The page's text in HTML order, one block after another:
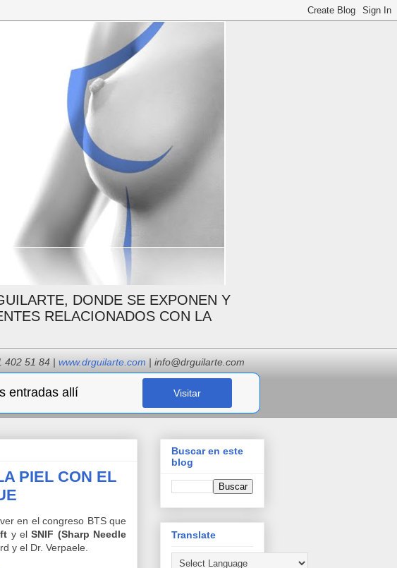
DONDE SE EXPONEN Y
RELACIONADOS CON LA
402 51 84 | www.drguilarte.com | info@drguilarte.com
entradas allí Visitar
PIEL CON EL
en el congreso BTS que
y el SNIF (Sharp Needle
y el Dr. Verpaele.
Buscar en este
blog
Translate